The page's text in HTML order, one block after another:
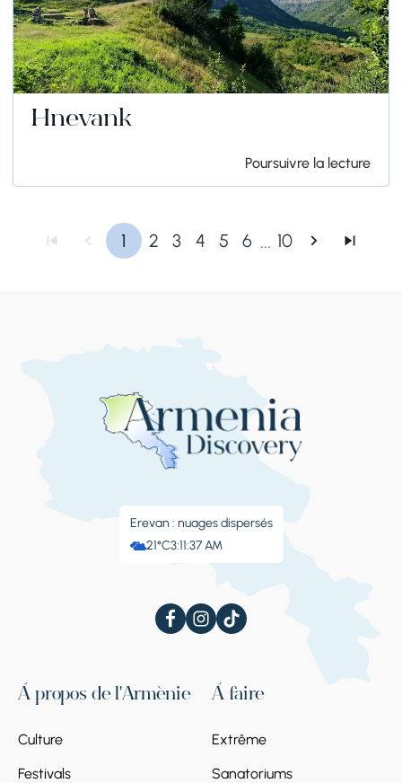
Hnevank
Poursuivre la lecture
1 2 3 4 5 6 ... 10
Erevan : nuages ​​dispersés
21°C3:11:38 AM
À propos de l'Arménie
Culture
Festivals
À faire
Extrême
Sanatoriums